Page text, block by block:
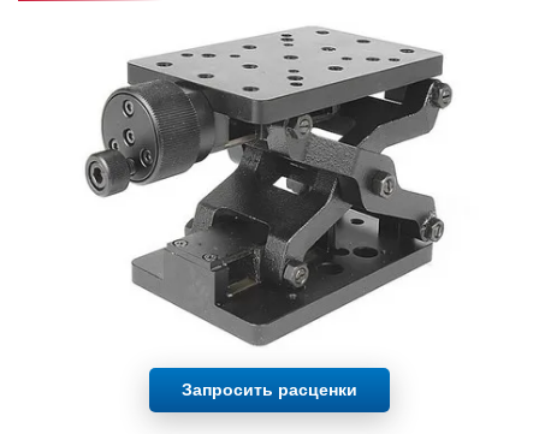
Запросить расценки